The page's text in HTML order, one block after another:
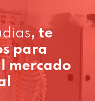
, te
para
mercado